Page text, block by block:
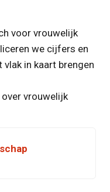
voor vrouwelijk
we cijfers en
in kaart brengen
over vrouwelijk